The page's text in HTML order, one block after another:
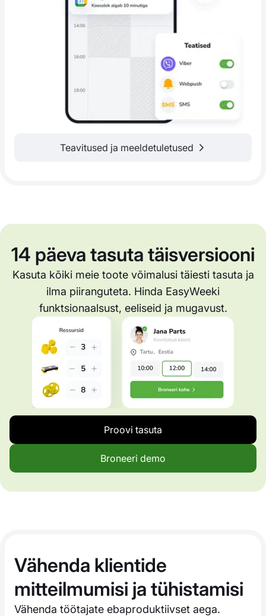
Teavitused ja meeldetuletused
14 päeva tasuta täisversiooni
Kasuta kõiki meie toote võimalusi täiesti tasuta ja
ilma piiranguteta. Hinda EasyWeeki
funktsionaalsust, eeliseid ja mugavust.
Proovi tasuta
Broneeri demo
Vähenda klientide
mitteilmumisi ja tühistamisi
Vähenda töötajate ebaproduktiivset aega.